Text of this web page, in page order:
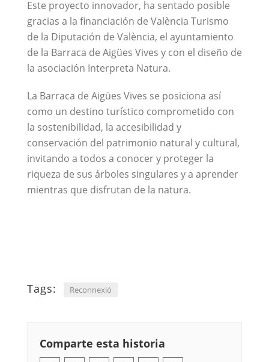
Este proyecto innovador, ha sentado posible
gracias a la financiación de València Turismo
de la Diputación de València, el ayuntamiento
de la Barraca de Aigües Vives y con el diseño de
la asociación Interpreta Natura.
La Barraca de Aigües Vives se posiciona así
como un destino turístico comprometido con
la sostenibilidad, la accesibilidad y
conservación del patrimonio natural y cultural,
invitando a todos a conocer y proteger la
riqueza de sus árboles singulares y a aprender
mientras que disfrutan de la natura.
Tags: Reconnexió
Comparte esta historia